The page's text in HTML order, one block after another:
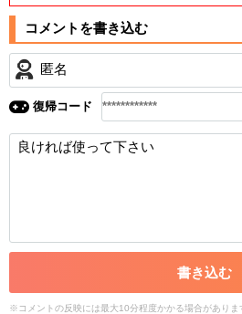
・公序良俗に反する投稿
・スパムなど、記事内容と関係のな
・誰かになりすます行為
・個人情報の投稿や、他者のプラ
稿
・一度削除された投稿を再び投稿す
・アカウントの売買など金銭が絡む
いただけますでしょうか。
コメントの削除を申請する ※投稿内
応させていただきます。ご了承くだ
復帰コード
書き込む
※ コメントの反映には最大10分程度かかる場合がありま